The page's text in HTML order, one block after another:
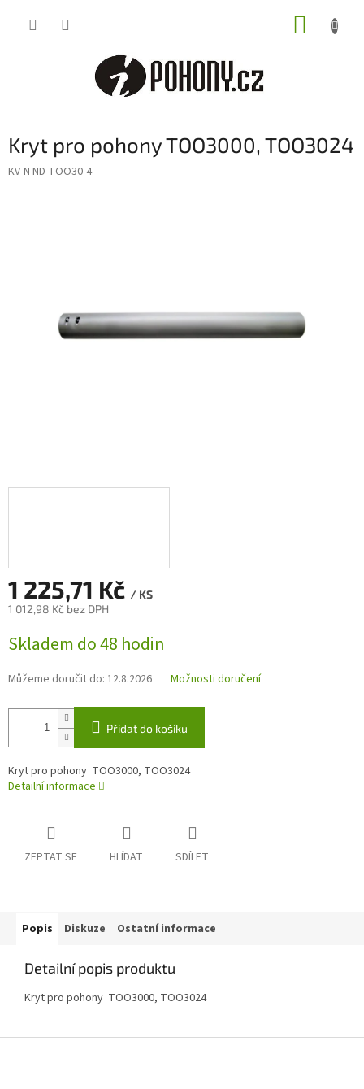
Kryt pro pohony TOO3000, TOO3024
KV-N ND-TOO30-4
1 225,71 Kč / KS
1 012,98 Kč bez DPH
cena:
Skladem do 48 hodin
Můžeme doručit do: 12.8.2026 Možnosti doručení
Přidat do košíku
Kryt pro pohony TOO3000, TOO3024
Detailní informace
ZEPTAT SE HLÍDAT SDÍLET
Popis Diskuze Ostatní informace
Detailní popis produktu
Kryt pro pohony TOO3000, TOO3024